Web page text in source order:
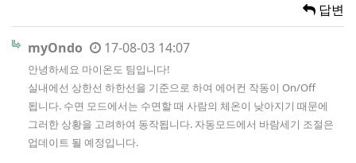
답변
myOndo 17-08-03 14:07
안녕하세요 마이온도 팀입니다!
실내에선 상한선 하한선을 기준으로 하여 에어컨 작동이 On/Off
됩니다. 수면 모드에서는 수면할 때 사람의 체온이 낮아지기 때문에
그러한 상황을 고려하여 동작됩니다. 자동모드에서 바람세기 조절은
업데이트 될 예정입니다.